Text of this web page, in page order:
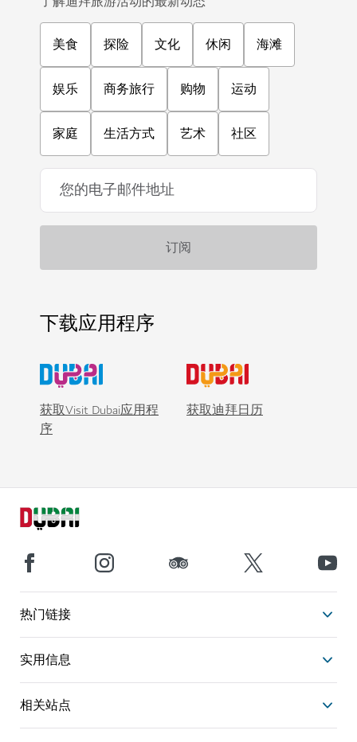
美食 探险 文化 休闲 海滩
娱乐 商务旅行 购物 运动
家庭 生活方式 艺术 社区
下载应用程序
获取Visit Dubai应用程
序
获取迪拜日历
热门链接
实用信息
相关站点